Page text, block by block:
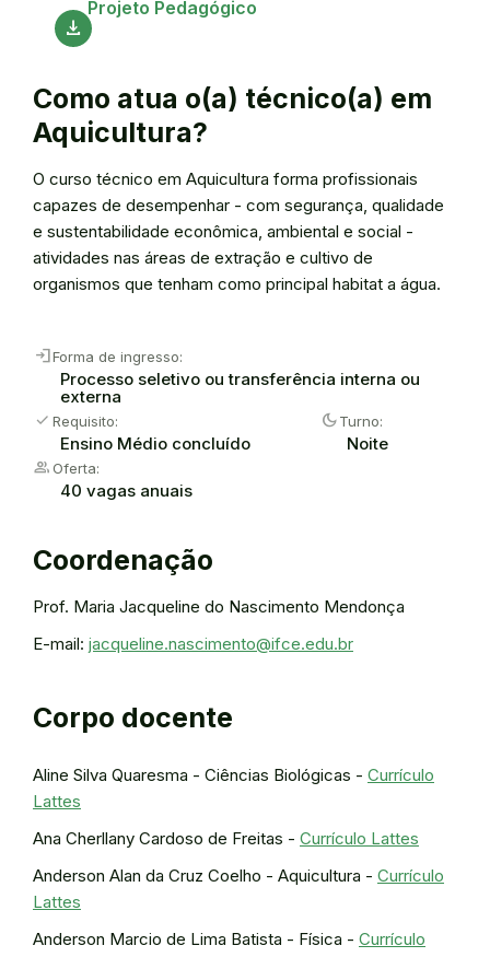
download
Projeto Pedagógico
Como atua o(a) técnico(a) em
Aquicultura?
O curso técnico em Aquicultura forma profissionais
capazes de desempenhar - com segurança, qualidade
e sustentabilidade econômica, ambiental e social -
atividades nas áreas de extração e cultivo de
organismos que tenham como principal habitat a água.
loginForma de ingresso:
Processo seletivo ou transferência interna ou
externa
check Requisito:
Ensino Médio concluído
dark_modeTurno:
Noite
groupOferta:
40 vagas anuais
Coordenação
Prof. Maria Jacqueline do Nascimento Mendonça
E-mail: jacqueline.nascimento@ifce.edu.br
Corpo docente
Aline Silva Quaresma - Ciências Biológicas - Currículo
Lattes
Ana Cherllany Cardoso de Freitas - Currículo Lattes
Anderson Alan da Cruz Coelho - Aquicultura - Currículo
Lattes
Anderson Marcio de Lima Batista - Física - Currículo